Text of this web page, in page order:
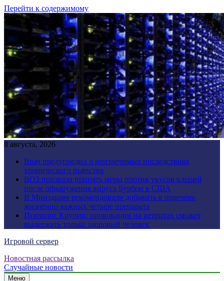
Перейти к содержимому
8 августа, 2026
Врач предупредил о неизлечимых последствиях
хронического пьянства
ВОЗ призвала принять меры против укусов клещей
после обнаружения вируса Бурбон в США
В Минздраве рекомендовали добавить в перечень
жизненно важных четыре препарата
Психолог Крупин: провокации на ретритах сможет
выдержать только здоровый человек
Игровой сервер
Новостная рассылка
Случайные новости
Меню